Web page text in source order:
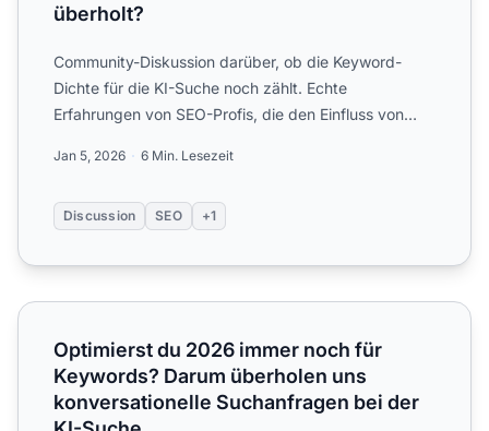
überholt?
Community-Diskussion darüber, ob die Keyword-
Dichte für die KI-Suche noch zählt. Echte
Erfahrungen von SEO-Profis, die den Einfluss von
Jan 5, 2026 6 Min. Lesezeit
Discussion SEO +1
Optimierst du 2026 immer noch für Keywords? Darum
Optimierst du 2026 immer noch für
Keywords? Darum überholen uns
konversationelle Suchanfragen bei der